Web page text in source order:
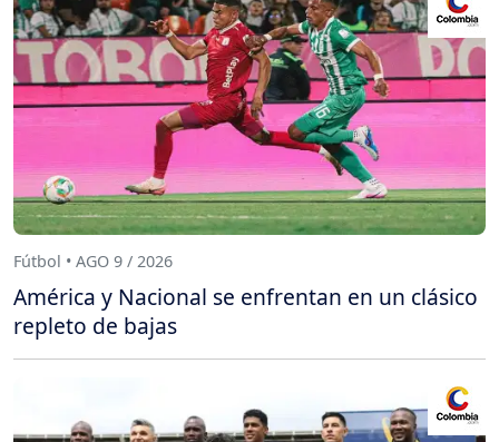
Fútbol • AGO 9 / 2026
América y Nacional se enfrentan en un clásico
repleto de bajas